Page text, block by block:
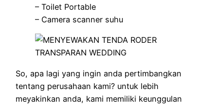
– Toilet Portable
– Camera scanner suhu
So, apa lagi yang ingin anda pertimbangkan
tentang perusahaan kami? untuk lebih
meyakinkan anda, kami memiliki keunggulan